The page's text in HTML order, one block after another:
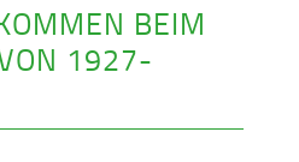
BEIM
1927-